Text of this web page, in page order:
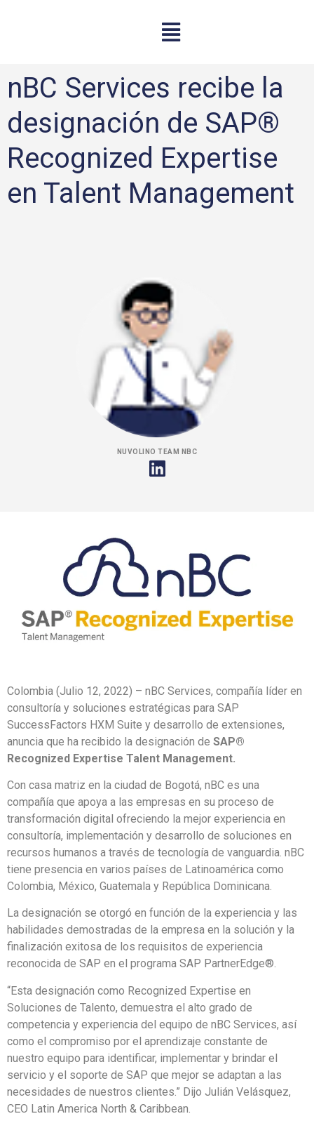
nBC Services recibe la
designación de SAP®
Recognized Expertise
en Talent Management
NUVOLINO TEAM NBC
Colombia (Julio 12, 2022) – nBC Services, compañía líder en
consultoría y soluciones estratégicas para SAP
SuccessFactors HXM Suite y desarrollo de extensiones,
anuncia que ha recibido la designación de SAP®
Recognized Expertise Talent Management.
Con casa matriz en la ciudad de Bogotá, nBC es una
compañía que apoya a las empresas en su proceso de
transformación digital ofreciendo la mejor experiencia en
consultoría, implementación y desarrollo de soluciones en
recursos humanos a través de tecnología de vanguardia. nBC
tiene presencia en varios países de Latinoamérica como
Colombia, México, Guatemala y República Dominicana.
La designación se otorgó en función de la experiencia y las
habilidades demostradas de la empresa en la solución y la
finalización exitosa de los requisitos de experiencia
reconocida de SAP en el programa SAP PartnerEdge®.
“Esta designación como Recognized Expertise en
Soluciones de Talento, demuestra el alto grado de
competencia y experiencia del equipo de nBC Services, así
como el compromiso por el aprendizaje constante de
nuestro equipo para identificar, implementar y brindar el
servicio y el soporte de SAP que mejor se adaptan a las
necesidades de nuestros clientes.” Dijo Julián Velásquez,
CEO Latin America North & Caribbean.